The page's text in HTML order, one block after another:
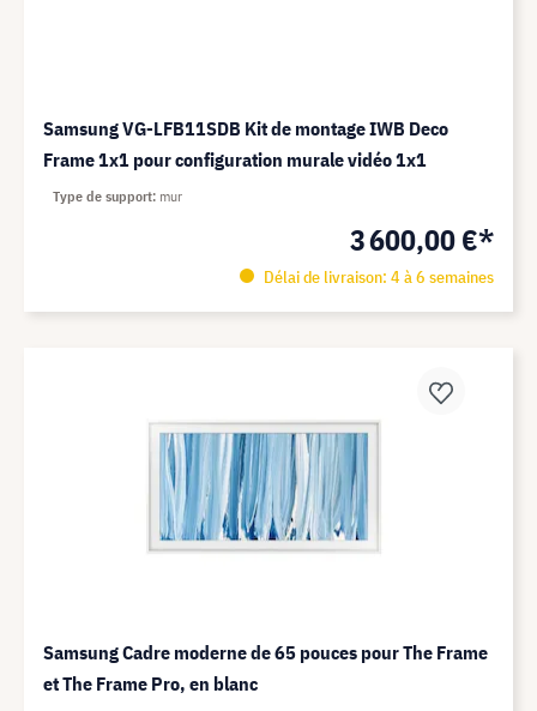
Samsung VG-LFB11SDB Kit de montage IWB Deco
Frame 1x1 pour configuration murale vidéo 1x1
3 600,00 €*
Délai de livraison: 4 à 6 semaines
Type de support mur
Samsung Cadre moderne de 65 pouces pour The Frame
et The Frame Pro, en blanc